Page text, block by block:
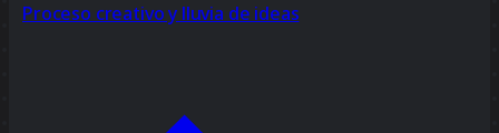
Proceso creativo y lluvia de ideas